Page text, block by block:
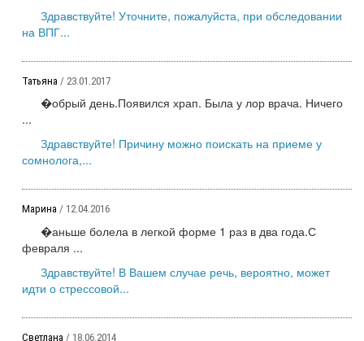
Здравствуйте! Уточните, пожалуйста, при обследовании
на ВПГ...
Татьяна / 23.01.2017
�обрый день.Появился храп. Была у лор врача. Ничего
...
Здравствуйте! Причину можно поискать на приеме у
сомнолога,...
Марина / 12.04.2016
�аньше болела в легкой форме 1 раз в два года.С
февраля ...
Здравствуйте! В Вашем случае речь, вероятно, может
идти о стрессовой...
Светлана / 18.06.2014